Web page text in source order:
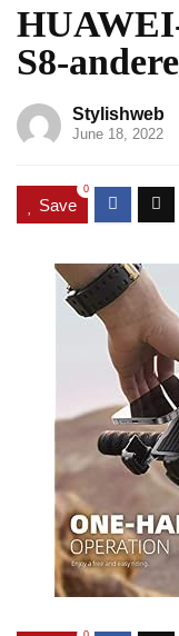
S8-
Stylishweb
June 18, 2022
Save
0